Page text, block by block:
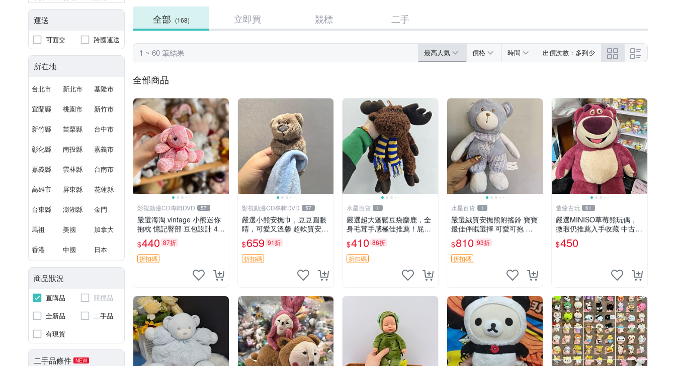
運送
可面交 跨國運送
所在地
台北市 新北市 基隆市
宜蘭縣 桃園市 新竹市
新竹縣 苗栗縣 台中市
彰化縣 南投縣 嘉義市
嘉義縣 雲林縣 台南市
高雄市 屏東縣 花蓮縣
台東縣 澎湖縣 金門
馬祖 美國 加拿大
香港 中國 日本
商品狀況
直購品
競標品
全新品
二手品
有現貨
二手品條件 NEW
全部 (168) 立即買 競標 二手
1 ~ 60 筆結果 最高人氣 價格 時間 出價次數：多到少
全部商品
影視動漫CD專輯DVD 57
嚴選海淘 vintage 小熊迷你
抱枕 憶記臀部 豆包設計 4c
m 高 推薦收藏 迷你豆包小
熊、高臀部、豆袋抱枕
$440 87折
折扣碼
影視動漫CD專輯DVD 57
嚴選小熊安撫巾，豆豆圓眼
睛，可愛又溫馨 超軟質安撫
巾，豆豆設計，哄睡好幫手
約克豆豆眼安撫巾 數碼豆豆
眼
$659 91折
折扣碼
水星百貨 1
嚴選超大蓬鬆豆袋麋鹿，全
身毛茸手感極佳推薦！屁股
與四肢填充均勻，適合收藏
與孩童共賞。 麋鹿 豆袋 毛
茸玩具
$410 86折
折扣碼
水星百貨 1
嚴選絨質安撫熊附搖鈴 寶寶
最佳伴眠選擇 可愛可抱 絨
毛玩具 安撫熊 嬰兒用
$810 93折
折扣碼
董爺古玩 61
嚴選MINISO草莓熊玩偶，
微瑕仍推薦入手收藏 中古 M
INISO 草莓熊 玩具 收藏
$450